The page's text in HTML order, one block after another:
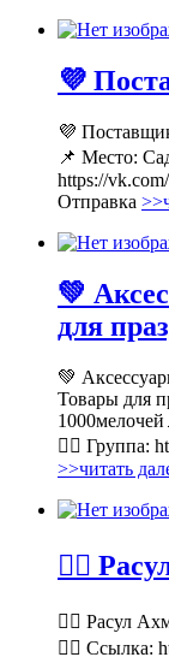
💜
💜
📌 Место:
https://
Отправка
💚
для
💚
Товары для
👉🏻 Группа:
>>читать
💁‍♂
💁‍♂ Расул
👉🏻 Ссылка: